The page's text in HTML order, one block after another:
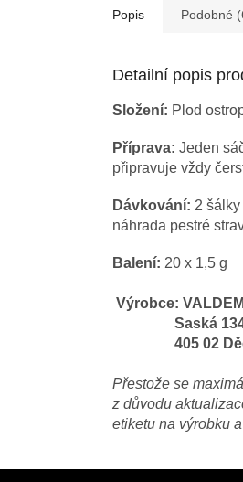
Popis Podobné
Detailní popis
Složení: Plod
Příprava: Jeden
připravuje vždy
Dávkování: 2
náhrada pestré
Balení: 20 x 1,5 g
Výrobce:
Saská 134/
405 02
Přestože se
z důvodu
etiketu na výrobku